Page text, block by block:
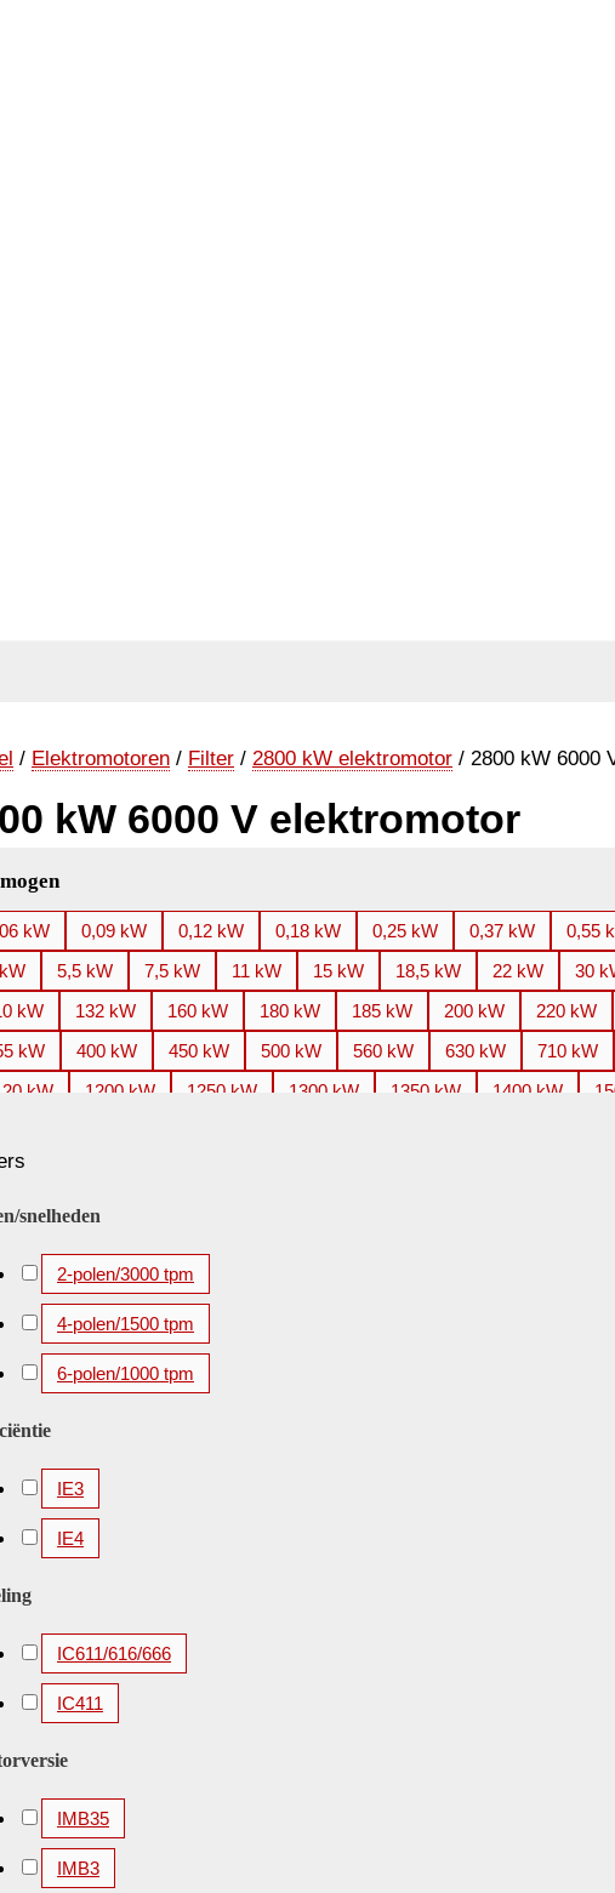
/ Elektromotoren / Filter / 2800 kW elektromotor / 2800 kW 6000
kW 6000 V elektromotor
kW 0,09 kW 0,12 kW 0,18 kW 0,25 kW 0,37 kW 0,55
5,5 kW 7,5 kW 11 kW 15 kW 18,5 kW 22 kW 30
kW
132 kW 160 kW 180 kW 185 kW 200 kW 220 kW
kW
400 kW 450 kW 500 kW 560 kW 630 kW 710 kW
kW
1200 kW 1250 kW 1300 kW 1350 kW 1400 kW
kW
kW
kW
5600 kW
snelheden
2-polen/3000 tpm
4-polen/1500 tpm
6-polen/1000 tpm
IE3
IE4
IC611/616/666
IC411
IMB35
IMB3